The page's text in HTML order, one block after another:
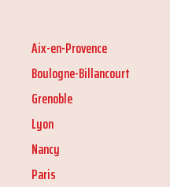
Aix-en-Provence
Boulogne-Billancourt
Grenoble
Lyon
Nancy
Paris